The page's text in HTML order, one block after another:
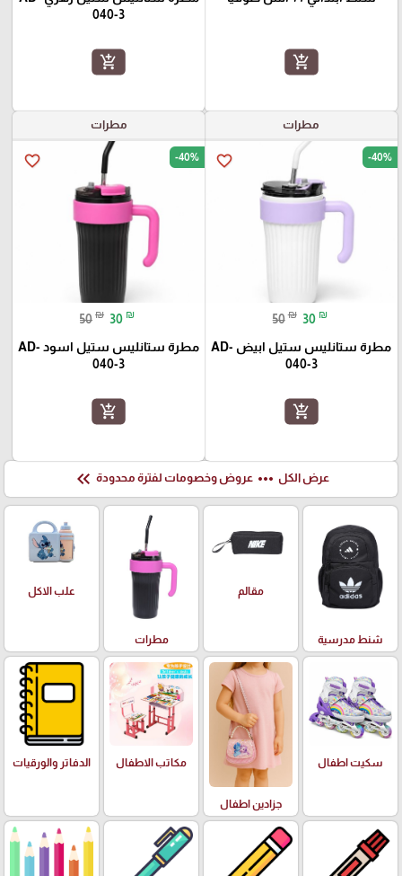
add_shopping_cart
040-3
add_shopping_cart
مطرات
favorite_border -40%
50 ₪ 30 ₪
مطرة ستانليس ستيل ابيض AD-
040-3
add_shopping_cart
مطرات
favorite_border -40%
50 ₪ 30 ₪
مطرة ستانليس ستيل اسود AD-
040-3
add_shopping_cart
عرض الكل more_horiz عروض وخصومات لفترة محدودة keyboard_double_arrow_left
شنط مدرسية
مقالم
مطرات
علب الاكل
سكيت اطفال
جزادين اطفال
مكاتب الاطفال الدفاتر والورقيات